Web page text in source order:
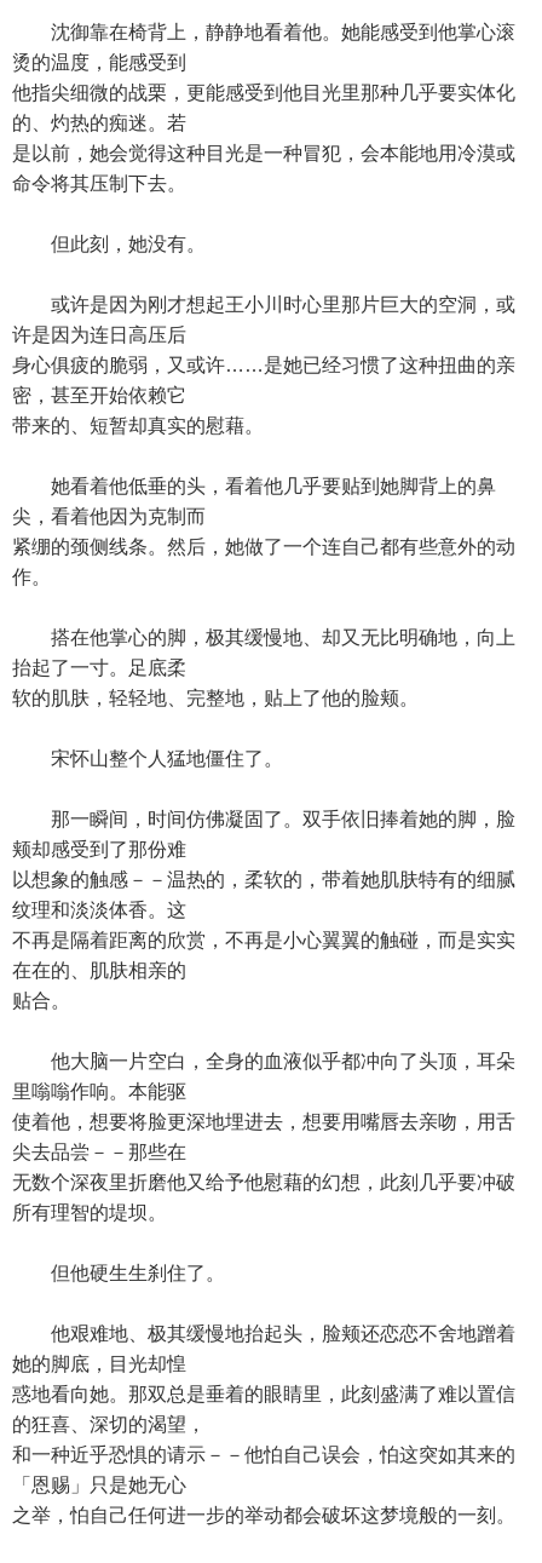
沈御靠在椅背上，静静地看着他。她能感受到他掌心滚
烫的温度，能感受到
他指尖细微的战栗，更能感受到他目光里那种几乎要实体化
的、灼热的痴迷。若
是以前，她会觉得这种目光是一种冒犯，会本能地用冷漠或
命令将其压制下去。
但此刻，她没有。
或许是因为刚才想起王小川时心里那片巨大的空洞，或
许是因为连日高压后
身心俱疲的脆弱，又或许……是她已经习惯了这种扭曲的亲
密，甚至开始依赖它
带来的、短暂却真实的慰藉。
她看着他低垂的头，看着他几乎要贴到她脚背上的鼻
尖，看着他因为克制而
紧绷的颈侧线条。然后，她做了一个连自己都有些意外的动
作。
搭在他掌心的脚，极其缓慢地、却又无比明确地，向上
抬起了一寸。足底柔
软的肌肤，轻轻地、完整地，贴上了他的脸颊。
宋怀山整个人猛地僵住了。
那一瞬间，时间仿佛凝固了。双手依旧捧着她的脚，脸
颊却感受到了那份难
以想象的触感－－温热的，柔软的，带着她肌肤特有的细腻
纹理和淡淡体香。这
不再是隔着距离的欣赏，不再是小心翼翼的触碰，而是实实
在在的、肌肤相亲的
贴合。
他大脑一片空白，全身的血液似乎都冲向了头顶，耳朵
里嗡嗡作响。本能驱
使着他，想要将脸更深地埋进去，想要用嘴唇去亲吻，用舌
尖去品尝－－那些在
无数个深夜里折磨他又给予他慰藉的幻想，此刻几乎要冲破
所有理智的堤坝。
但他硬生生刹住了。
他艰难地、极其缓慢地抬起头，脸颊还恋恋不舍地蹭着
她的脚底，目光却惶
惑地看向她。那双总是垂着的眼睛里，此刻盛满了难以置信
的狂喜、深切的渴望，
和一种近乎恐惧的请示－－他怕自己误会，怕这突如其来的
「恩赐」只是她无心
之举，怕自己任何进一步的举动都会破坏这梦境般的一刻。